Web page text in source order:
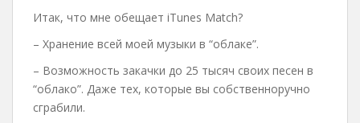
Итак, что мне обещает iTunes Match?
– Хранение всей моей музыки в “облаке”.
– Возможность закачки до 25 тысяч своих песен в
“облако”. Даже тех, которые вы собственноручно
сграбили.